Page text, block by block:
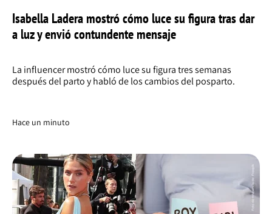
Isabella Ladera mostró cómo luce su figura tras dar
a luz y envió contundente mensaje
La influencer mostró cómo luce su figura tres semanas
después del parto y habló de los cambios del posparto.
Hace un minuto